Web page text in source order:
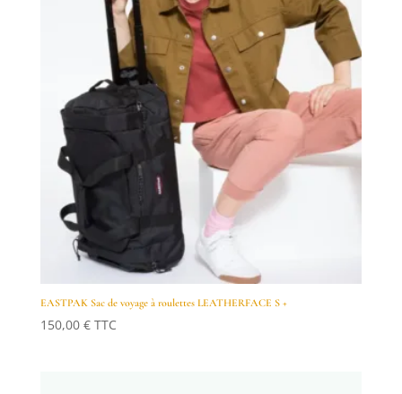
EASTPAK Sac de voyage à roulettes LEATHERFACE S +
150,00 € TTC